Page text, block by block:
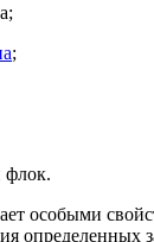
;
особыми
определенных